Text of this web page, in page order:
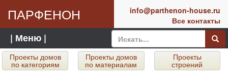
ПАРФЕНОН
info@parthenon-house.ru
Все контакты
| Меню |
Проекты домов
по категориям
Проекты домов
по материалам
Проекты
строений